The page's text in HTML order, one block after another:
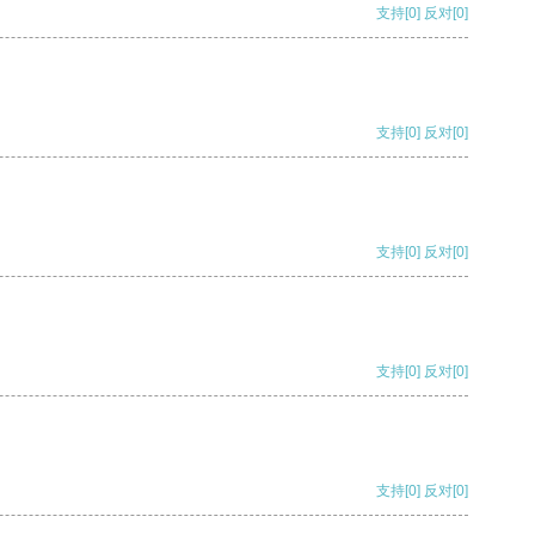
支持[0] 反对[0]
支持[0] 反对[0]
支持[0] 反对[0]
支持[0] 反对[0]
支持[0] 反对[0]